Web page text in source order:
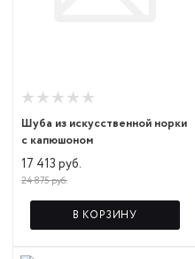
Шуба из искусственной норки
с капюшоном
17 413 руб.
24 875 руб.
В КОРЗИНУ